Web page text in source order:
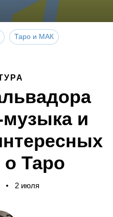
Таро и МАК
и
Таро
2 июля